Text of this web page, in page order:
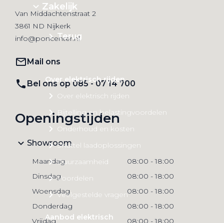
Zakelijk
Terug
Over elektrisch rijden
Over elektrisch rijden
Bijtelling en belastingvoordelen
Onderhoud en kosten
Shuttel laadoplossingen
Duurzaamheid
Voordelen
Veelgestelde vragen
Aanbod elektrisch
Van Middachtenstraat 2
3861 ND Nijkerk
info@poncenter.nl
Mail ons
Bel ons op 085 - 07 14 700
Openingstijden
Showroom
Maandag 08:00 -18:00
Dinsdag
08:00 -18:00
Woensdag
08:00 -18:00
Donderdag
08:00 -18:00
Vrijdag
08:00 -18:00